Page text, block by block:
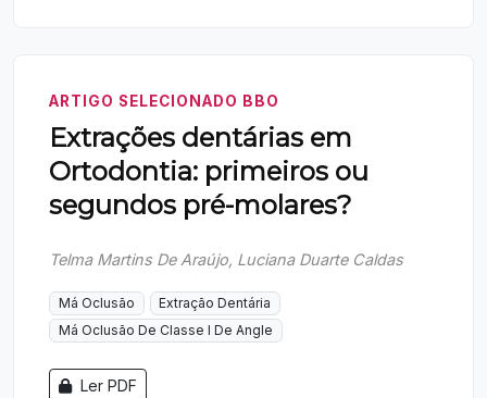
ARTIGO SELECIONADO BBO
Extrações dentárias em
Ortodontia: primeiros ou
segundos pré-molares?
Telma Martins De Araújo, Luciana Duarte Caldas
Má Oclusão
Extração Dentária
Má Oclusão De Classe I De Angle
Ler PDF